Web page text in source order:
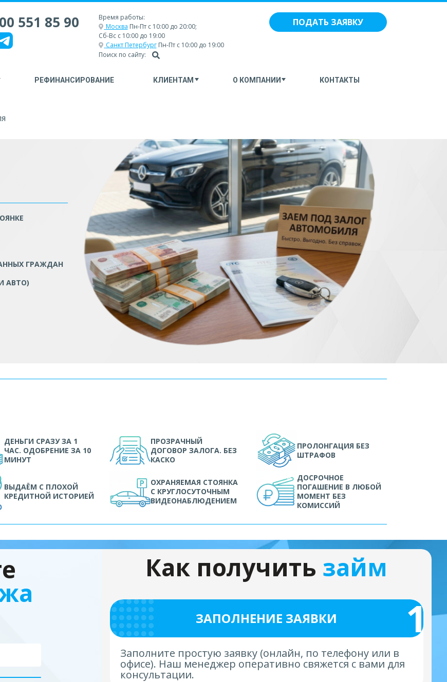
551 85 90
Время работы:
Москва Пн-Пт с 10:00 до 20:00;
Сб-Вс с 10:00 до 19:00
Санкт ПетербургПн-Пт с 10:00 до 19:00
Поиск по сайту:
ПОДАТЬ ЗАЯВКУ
РЕФИНАНСИРОВАНИЕ КЛИЕНТАМ О КОМПАНИИ КОНТАКТЫ
ГРАЖДАН
АВТО)
ДЕНЬГИ СРАЗУ ЗА 1
ЧАС. ОДОБРЕНИЕ ЗА 10
МИНУТ
ВЫДАЁМ С ПЛОХОЙ
КРЕДИТНОЙ ИСТОРИЕЙ
ПРОЗРАЧНЫЙ
ДОГОВОР ЗАЛОГА. БЕЗ
КАСКО
ОХРАНЯЕМАЯ СТОЯНКА
С КРУГЛОСУТОЧНЫМ
ВИДЕОНАБЛЮДЕНИЕМ
ПРОЛОНГАЦИЯ БЕЗ
ШТРАФОВ
ДОСРОЧНОЕ
ПОГАШЕНИЕ В ЛЮБОЙ
МОМЕНТ БЕЗ
КОМИССИЙ
Как получить займ
ЗАПОЛНЕНИЕ ЗАЯВКИ 1
Заполните простую заявку (онлайн, по телефону или в
офисе). Наш менеджер оперативно свяжется с вами для
консультации.